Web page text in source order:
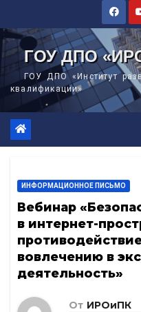
содержимому
ГОУ ДПО
ГОУ ДПО «Институт
квалификации»
ИНФОРМАЦИОННОЕ ПИСЬМО
Вебинар
в интернет-
вовлечению в
деятельность»
От ИРОиПК